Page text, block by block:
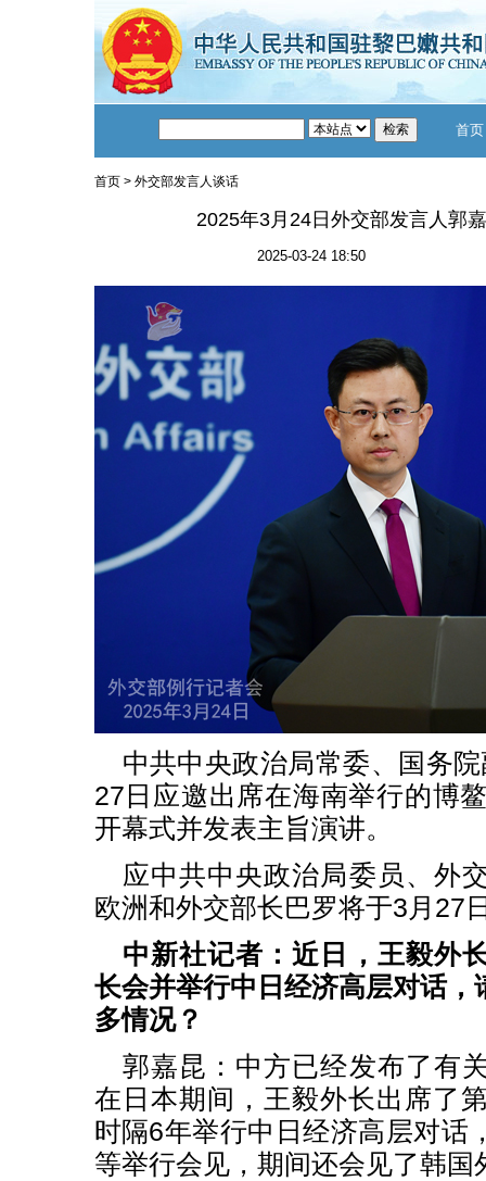
首页
首页> 外交部发言人谈话
2025年3月24日外交部发言人郭
2025-03-24 18:50
中共中央政治局常委、国务
27日应邀出席在海南举行的博
开幕式并发表主旨演讲。
应中共中央政治局委员、外
欧洲和外交部长巴罗将于3月27
中新社记者：近日，王毅外
长会并举行中日经济高层对话，
多情况？
郭嘉昆：中方已经发布了有
在日本期间，王毅外长出席了
时隔6年举行中日经济高层对话
等举行会见，期间还会见了韩国